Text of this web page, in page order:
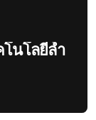
โนโลยีล้ำ